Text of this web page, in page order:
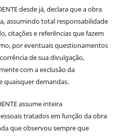
desde já, declara que a obra
assumindo total responsabilidade
citações e referências que fazem
por eventuais questionamentos
de sua divulgação,
com a exclusão da
quaisquer demandas.
assume inteira
tratados em função da obra
que observou sempre que